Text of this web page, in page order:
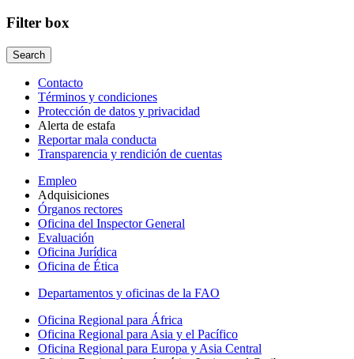
Filter box
Contacto
Términos y condiciones
Protección de datos y privacidad
Alerta de estafa
Reportar mala conducta
Transparencia y rendición de cuentas
Empleo
Adquisiciones
Órganos rectores
Oficina del Inspector General
Evaluación
Oficina Jurídica
Oficina de Ética
Departamentos y oficinas de la FAO
Oficina Regional para África
Oficina Regional para Asia y el Pacífico
Oficina Regional para Europa y Asia Central